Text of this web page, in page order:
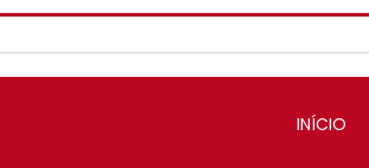
INÍCIO